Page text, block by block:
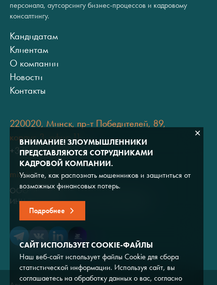
персонала, аутсорсингу бизнес-процессов и кадровому
консалтингу.
Кандидатам
Клиентам
О компании
Новости
Контакты
220020, Минск, пр-т Победителей, 89,
корпус 3, офис 11
+375 (17) 334 80 07
minsk@adviros.by
ООО "Адвирос"
ИНН 7714572528 / ОГРН 1047796766380
ВНИМАНИЕ! ЗЛОУМЫШЛЕННИКИ
ПРЕДСТАВЛЯЮТСЯ СОТРУДНИКАМИ
КАДРОВОЙ КОМПАНИИ.
Узнайте, как распознать мошенников и защититься от
возможных финансовых потерь.
Подробнее
САЙТ ИСПОЛЬЗУЕТ COOKIE-ФАЙЛЫ
Наш веб-сайт использует файлы Cookie для сбора
статистической информации. Используя сайт, вы
соглашаетесь на обработку данных о вас, согласно